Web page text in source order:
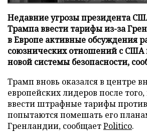
Недавние угрозы президента
Трампа ввести тарифы из-за
в Европе активные обсуждения
союзнических отношений с США
новой системы безопасности,
Трамп вновь оказался в центре
европейских лидеров после
ввести штрафные тарифы
попытаются помешать его
Гренландии, сообщаетPolitico.